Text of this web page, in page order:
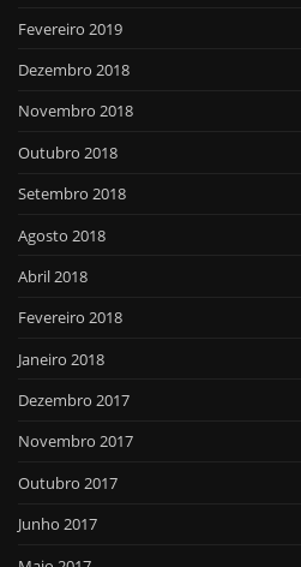
Fevereiro 2019
Dezembro 2018
Novembro 2018
Outubro 2018
Setembro 2018
Agosto 2018
Abril 2018
Fevereiro 2018
Janeiro 2018
Dezembro 2017
Novembro 2017
Outubro 2017
Junho 2017